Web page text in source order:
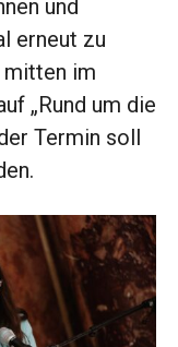
und
erneut zu
im
„Rund um die
Termin soll